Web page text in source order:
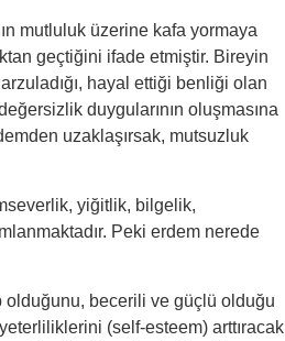
mutluluk üzerine kafa yormaya
geçtiğini ifade etmiştir. Bireyin
hayal ettiği benliği olan
duygularının oluşmasına
uzaklaşırsak, mutsuzluk
yiğitlik, bilgelik,
Peki erdem nerede
becerili ve güçlü olduğu
(self-esteem) arttıracak